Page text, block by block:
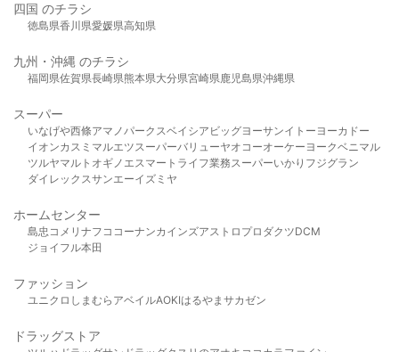
四国 のチラシ
徳島県香川県愛媛県高知県
九州・沖縄 のチラシ
福岡県佐賀県長崎県熊本県大分県宮崎県鹿児島県沖縄県
スーパー
いなげや西條アマノパークスベイシア ビッグヨーサンイトーヨーカドー
イオンカスミ マルエツスーパーバリューヤオコーオーケー ヨークベニマル
ツルヤマルト オギノ エスマート ライフ業務スーパーいかり フジグラン
ダイレックスサンエーイズミヤ
ホームセンター
島忠 コメリ ナフコ コーナンカインズアストロプロダクツDCM
ジョイフル本田
ファッション
ユニクロ しまむら アベイルAOKIはるやま サカゼン
ドラッグストア